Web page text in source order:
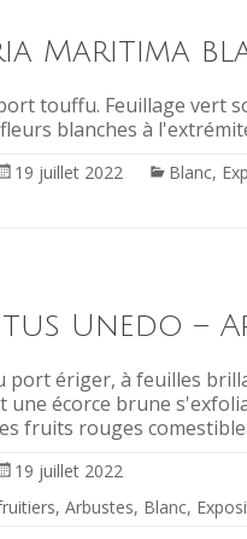
Maritima
touffu. Feuillage vert
blanches à
19 juillet 2022 Blanc,
Unedo –
port ériger, à feuilles
une écorce brune
fruits rouges
19 juillet 2022
, Arbustes, Blanc,